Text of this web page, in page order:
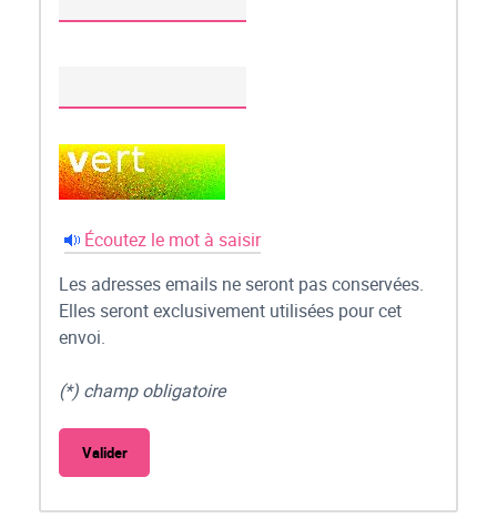
Écoutez le mot à saisir
Les adresses emails ne seront pas conservées.
Elles seront exclusivement utilisées pour cet
envoi.
(*) champ obligatoire